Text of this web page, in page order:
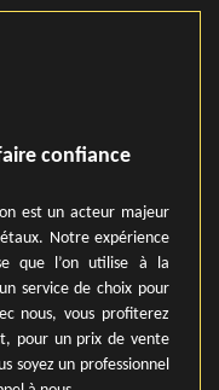
confiance
est un acteur majeur
Notre expérience
que l’on utilise à la
service de choix pour
nous, vous profiterez
pour un prix de vente
soyez un professionnel